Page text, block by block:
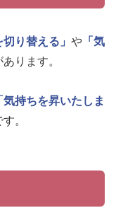
切り替える」 や 「気
あります。
気持ちを昇いたしま
。